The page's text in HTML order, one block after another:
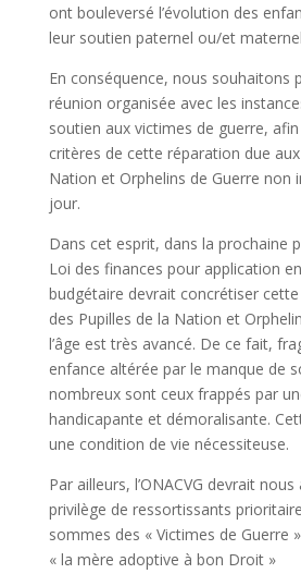
ont bouleversé l’évolution des
leur soutien paternel ou/et
En conséquence, nous souhaitons
réunion organisée avec les
soutien aux victimes de guerre,
critères de cette réparation due
Nation et Orphelins de Guerre non
jour.
Dans cet esprit, dans la prochaine
Loi des finances pour application
budgétaire devrait concrétiser
des Pupilles de la Nation et
l’âge est très avancé. De ce fait,
enfance altérée par le manque de
nombreux sont ceux frappés par
handicapante et démoralisante.
une condition de vie nécessiteuse.
Par ailleurs, l’ONACVG devrait
privilège de ressortissants
sommes des « Victimes de Guerre
« la mère adoptive à bon Droit »